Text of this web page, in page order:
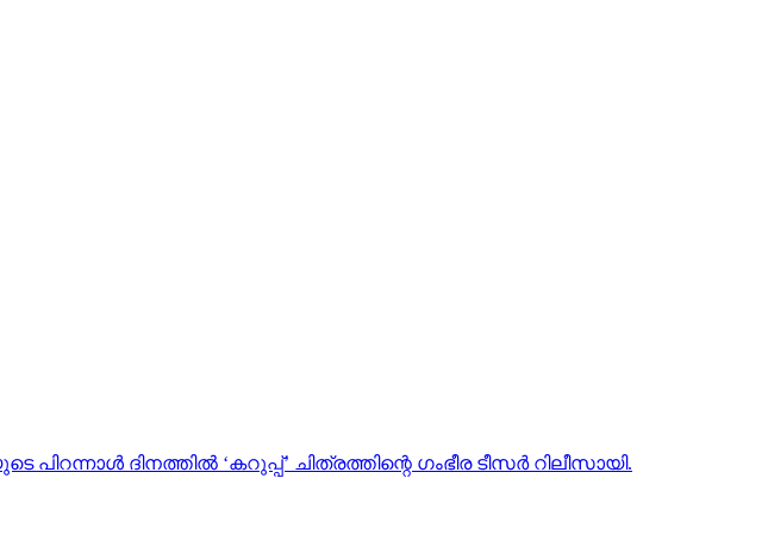
ദിനത്തിൽ ‘കറുപ്പ്’ ചിത്രത്തിന്റെ ഗംഭീര ടീസർ റിലീസായി.